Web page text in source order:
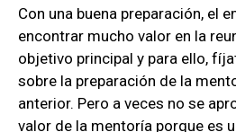
Con una buena preparación, el
encontrar mucho valor en la
objetivo principal y para ello,
sobre la preparación de la
anterior. Pero a veces no se
valor de la mentoría porque es